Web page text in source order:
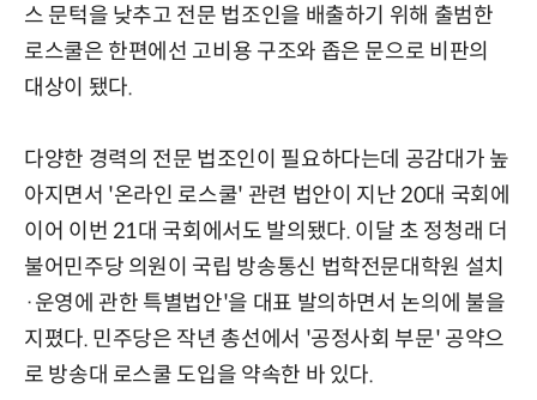
스 문턱을 낮추고 전문 법조인을 배출하기 위해 출범한
로스쿨은 한편에선 고비용 구조와 좁은 문으로 비판의
대상이 됐다.
다양한 경력의 전문 법조인이 필요하다는데 공감대가 높
아지면서 '온라인 로스쿨' 관련 법안이 지난 20대 국회에
이어 이번 21대 국회에서도 발의됐다. 이달 초 정청래 더
불어민주당 의원이 국립 방송통신 법학전문대학원 설치
·운영에 관한 특별법안'을 대표 발의하면서 논의에 불을
지폈다. 민주당은 작년 총선에서 '공정사회 부문' 공약으
로 방송대 로스쿨 도입을 약속한 바 있다.